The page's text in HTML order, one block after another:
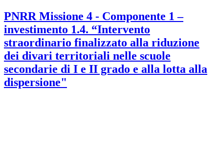
PNRR Missione 4 - Componente 1 –
investimento 1.4. “Intervento
straordinario finalizzato alla riduzione
dei divari territoriali nelle scuole
secondarie di I e II grado e alla lotta alla
dispersione"